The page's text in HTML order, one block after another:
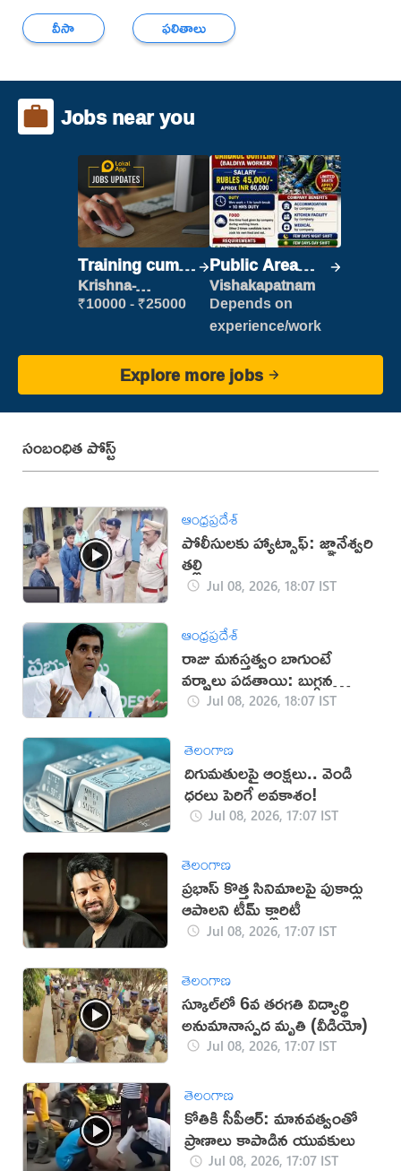
వీసా ఫలితాలు
Jobs near you
Training cum
Placement
Krishna-
vijayawada
₹10000 - ₹25000
Public Area
Cleaner
Vishakapatnam
Depends on
experience/work
Explore more jobs
సంబంధిత పోస్ట్
ఆంధ్రప్రదేశ్
పోలీసులకు హ్యాట్సాఫ్: జ్ఞానేశ్వరి
తల్లి
Jul 08, 2026, 18:07 IST
ఆంధ్రప్రదేశ్
రాజు మనస్తత్వం బాగుంటే
వర్షాలు పడతాయి: బుగ్గన
రాజేంద్ర ప్రసాద్
Jul 08, 2026, 18:07 IST
తెలంగాణ
దిగుమతులపై ఆంక్షలు.. వెండి
ధరలు పెరిగే అవకాశం!
Jul 08, 2026, 17:07 IST
తెలంగాణ
ప్రభాస్ కొత్త సినిమాలపై పుకార్లు
ఆపాలని టీమ్ క్లారిటీ
Jul 08, 2026, 17:07 IST
తెలంగాణ
స్కూల్‌లో 6వ తరగతి విద్యార్థి
అనుమానాస్పద మృతి (వీడియో)
Jul 08, 2026, 17:07 IST
తెలంగాణ
కోతికి సీపీఆర్: మానవత్వంతో
ప్రాణాలు కాపాడిన యువకులు
Jul 08, 2026, 17:07 IST